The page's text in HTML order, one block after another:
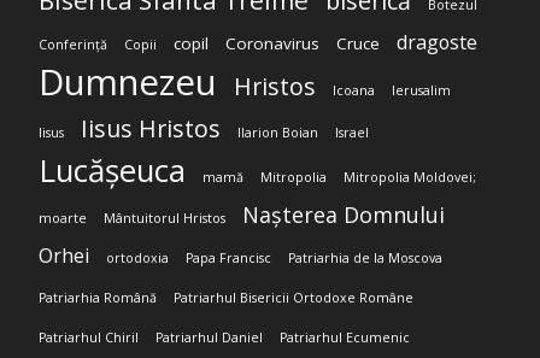
Botezul
Conferință Copii copil Coronavirus Cruce dragoste
Dumnezeu Hristos Icoana Ierusalim
Iisus Iisus Hristos Ilarion Boian Israel
Lucășeuca mamă Mitropolia Mitropolia Moldovei;
moarte Mântuitorul Hristos Nașterea Domnului
Orhei ortodoxia Papa Francisc Patriarhia de la Moscova
Patriarhia Română Patriarhul Bisericii Ortodoxe Române
Patriarhul Chiril Patriarhul Daniel Patriarhul Ecumenic